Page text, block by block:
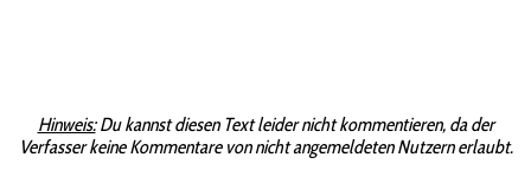
Hinweis:Du kannst diesen Text leider nicht kommentieren, da der
Verfasser keine Kommentare von nicht angemeldeten Nutzern erlaubt.